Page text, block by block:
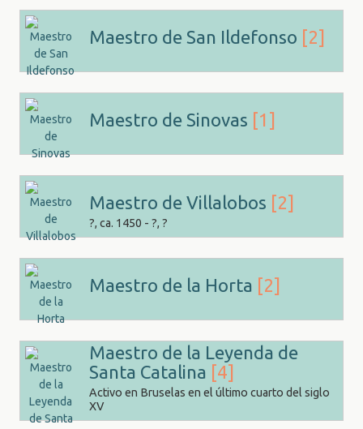
Maestro de San Ildefonso [2]
Maestro de Sinovas [1]
Maestro de Villalobos [2]
?, ca. 1450 - ?, ?
Maestro de la Horta [2]
Maestro de la Leyenda de
Santa Catalina [4]
Activo en Bruselas en el último cuarto del siglo
XV